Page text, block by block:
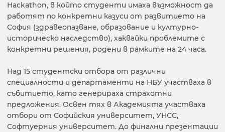
Hackathon, в който студенти имаха възможност да
работят по конкретни казуси от развитието на
София (здравеопазване, образование и културно-
историческо наследство), хаквайки проблемите с
конкретни решения, родени в рамките на 24 часа.
Над 15 студентски отбора от различни
специалности и департаменти на НБУ участваха в
събитието, като генерираха страхотни
предложения. Освен тях в Академията участваха
отбори от Софийския университет, УНСС,
Софтуерния университет. До финални презентации